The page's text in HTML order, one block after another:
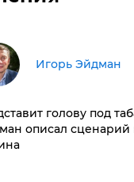
Игорь Эйдман
голову под
описал сценарий